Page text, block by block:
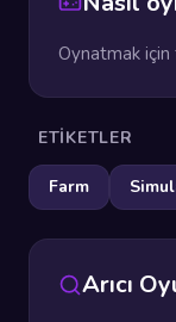
Oynatmak için
ETIKETLER
Farm
Arıcı